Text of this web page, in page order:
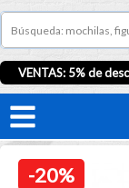
VENTAS: 5% de
-20%